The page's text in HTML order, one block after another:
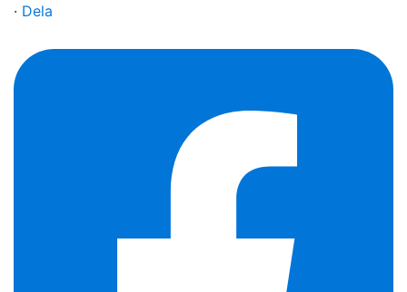
· Dela